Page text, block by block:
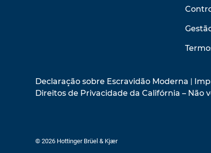
Declaração sobre Escravidão Moderna |
Direitos de Privacidade da Califórnia –
© 2026 Hottinger Brüel & Kjær